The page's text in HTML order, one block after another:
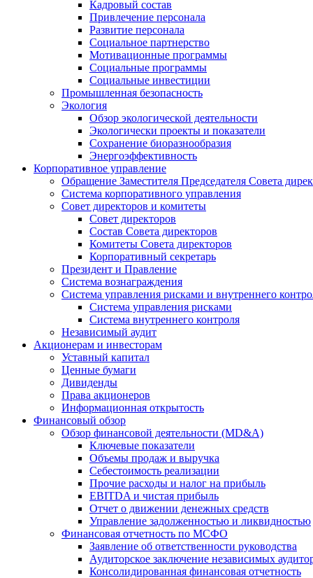
Кадровый состав
Привлечение персонала
Развитие персонала
Социальное партнерство
Мотивационные программы
Социальные программы
Социальные инвестиции
Промышленная безопасность
Экология
Обзор экологической деятельности
Экологически проекты и показатели
Сохранение биоразнообразия
Энергоэффективность
Корпоративное управление
Обращение Заместителя Председателя Совета
Система корпоративного управления
Совет директоров и комитеты
Совет директоров
Состав Совета директоров
Комитеты Совета директоров
Корпоративный секретарь
Президент и Правление
Система вознаграждения
Система управления рисками и внутреннего
Система управления рисками
Система внутреннего контроля
Независимый аудит
Акционерам и инвесторам
Уставный капитал
Ценные бумаги
Дивиденды
Права акционеров
Информационная открытость
Финансовый обзор
Обзор финансовой деятельности (MD&A)
Ключевые показатели
Объемы продаж и выручка
Себестоимость реализации
Прочие расходы и налог на прибыль
EBITDA и чистая прибыль
Отчет о движении денежных средств
Управление задолженностью и ликвидностью
Финансовая отчетность по МСФО
Заявление об ответственности руководства
Аудиторское заключение независимых
Консолидированная финансовая отчетность